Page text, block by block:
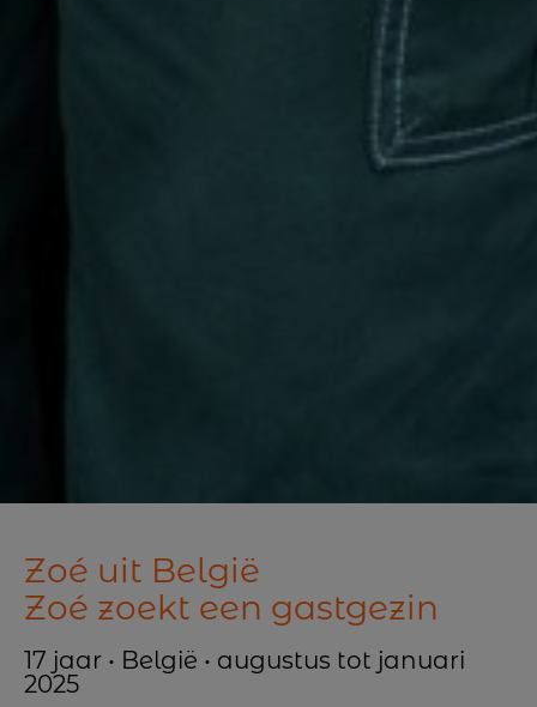
Zoé uit België
Zoé zoekt een gastgezin
17 jaar • België • augustus tot januari
2025